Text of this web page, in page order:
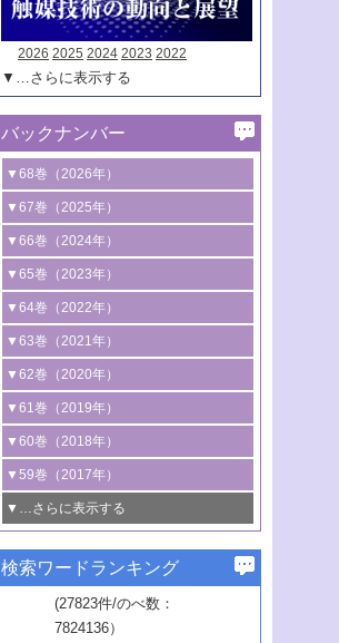
2026 2025 2024 2023 2022
▼…さらに表示する
バックナンバー
▼68巻（2026年）
1号 過酸化水素合成に関する研究動向
2号 コンピューター技術により加速する
触媒開発
3号 有機分子変換やCO 資源化のための
光触媒に関する最近の研究
B号 第137回触媒討論会（2026年）
▼67巻（2025年）
1号 CO
水素化によるグリーン燃料/グリ
ーンケミカル製造
2号 水素製造のための水分解技術に関す
る最近の研究
3号 オレフィン系樹脂の精密合成に関す
る最新技術
4号 アルコール類の効率的変換を実現す
る非貴金属触媒の研究動向
5号 ゼオライトの合成と応用における研
究動向
6号 ヘテロ接合界面
B号 第135回触媒討論会（2025年）
▼66巻（2024年）
1号 低次元ナノ構造を有する触媒材料
2号 規制反応場を活用した固体触媒研究
の新展開
3号 未踏分子変換を目指した酸化触媒プ
ロセスの最前線
4号 シンクロトロン放射光および中性子
線を利用した触媒解析技術の最先端
5号 単原子触媒
6号 参照触媒委員会からのお知らせ
B号 第133回触媒討論会（2023年）
▼65巻（2023年）
1号 炭素が関わる触媒機能
2号 プラスチックケミカルリサイクルの
ための触媒技術
3号 非酸化物系金属化合物を基盤とした
触媒材料の開発
4号 格子酸素・格子酸素欠陥を利用した
触媒反応
5号 生体触媒によるエネルギー変換反応
6号 窒素とリンの循環のための触媒・機
能性材料
▼64巻（2022年）
1号 合成ガス製造とCOを用いるケミカル
ズ合成の最新動向
2号 化学品合成のための合金触媒開発
3号 CO の排出削減および有効活用のた
めの触媒技術
4号 若手による情報発信企画～とびたて
若き触媒の研究者たち～（1）
若き触媒の研究者たち～（2）
6号 石油のノーブル・ユースを志向した
触媒技術
▼63巻（2021年）
1号 金触媒の新展開
2号 ペロブスカイト
3号 特殊反応場を利用した触媒的分子変
換反応
4号 多孔質材料を用いた触媒の新展開
5号 情報学的手法を用いた触媒開発
6号 カーボンニュートラルに向けた電解
技術
B号 第127回触媒討論会（2021年・オン
ライン開催(Zoom)のみ）
▼62巻（2020年）
1号 触媒設計を拓く欠陥構造のキャラク
タリゼーション
2号 機能化学品製造に資するクリーンな
触媒的酸化反応
3号 水処理のための触媒化学
4号 光触媒を用いた水分解の最新の研究
動向
5号 次世代の触媒プロセスを支えるマイ
▼61巻（2019年）
1号 物質移動制御に着目した触媒プロセ
ス開発
2号 CO2 フリー水素サプライチェーンに
関わる触媒開発動向
3号 精密高分子合成に関する最近の研究
動向
4号 バイオマス化成品製造のための触媒
▼60巻（2018年）
1号 固体酸触媒の最新の研究動向
2号 二酸化炭素からの有用化学品合成
3号 ナノ粒子・クラスター触媒の最前線
4号 60周年記念企画
5号 進化するゼオライト合成技術
6号 非貴金属系触媒における電気化学的
▼59巻（2017年）
1号 いたるところに，触媒
最先端技術
3号 無機分離膜材料の開発と触媒反応プ
ロセスへの適用
▼…さらに表示する
1号 ユニークな構造の高分子を生み出す触
2号 リグニンからの化成品製造に向けた触
▼57巻（2015年）
1号 水素キャリアにかかわる触媒技術の新
▼56巻（2014年）
検索ワードランキング
(27823件/のべ数：
7824136）